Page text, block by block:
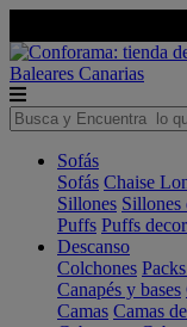
Baleares Canarias
Sofás
Sofás Chaise
Sillones Sillones
Puffs Puffs
Descanso
Colchones
Canapés y bases
Camas Camas